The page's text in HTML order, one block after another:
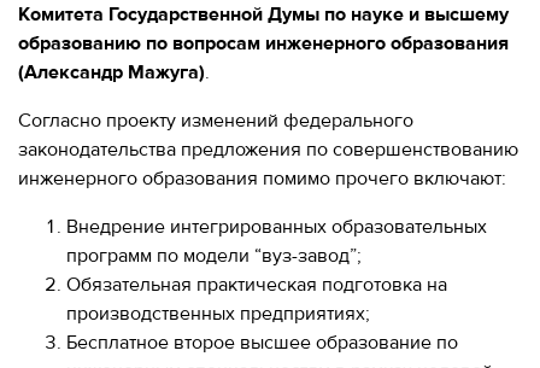
Moscow,
SVAO,
Godovikova
Alekseyevskaya
metro
station
Business
9:00
-
18:00
Mon-
Комитета Государственной Думы по науке и высшему
образованию по вопросам инженерного образования
(Александр Мажуга).
Согласно проекту изменений федерального
законодательства предложения по совершенствованию
инженерного образования помимо прочего включают:
Внедрение интегрированных образовательных
программ по модели “вуз-завод”;
Обязательная практическая подготовка на
производственных предприятиях;
Бесплатное второе высшее образование по